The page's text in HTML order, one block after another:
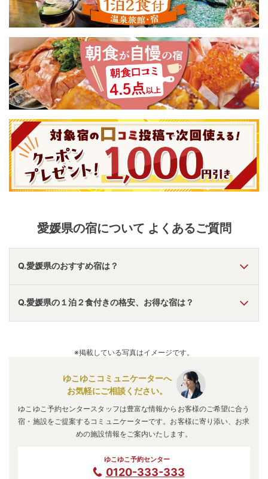
愛媛県の宿について よくあるご質問
Q.愛媛県のおすすめ宿は？
A.「道後温泉 大和屋本店」・ 「道後温泉にぎたつ会館
・
「大江戸温泉物語 道後」
などの旅館・ホテルがおすすめの宿
泊先です。
Q.愛媛県の１泊２食付きの格安、お得な宿は？
※掲載している写真はイメージです。
ゆこゆこコミュニケーターへ
お気軽にご相談ください。
ゆこゆこ予約センタースタッフは豊富な情報からお客様のご希望に合う
宿・施設をご提案するコミュニケーターです。お客様に寄り添い、お求
めの施設情報をご案内いたします。
ゆこゆこ予約センター
0120-333-333